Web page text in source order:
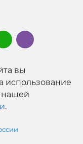
вы
использование
нашей
.